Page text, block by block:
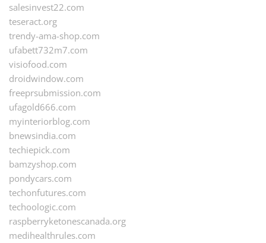
salesinvest22.com
teseract.org
trendy-ama-shop.com
ufabett732m7.com
visiofood.com
droidwindow.com
freeprsubmission.com
ufagold666.com
myinteriorblog.com
bnewsindia.com
techiepick.com
bamzyshop.com
pondycars.com
techonfutures.com
techoologic.com
raspberryketonescanada.org
medihealthrules.com